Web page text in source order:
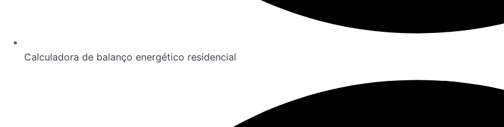
Calculadora de balanço energético residencial